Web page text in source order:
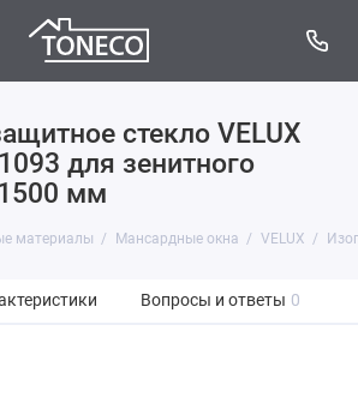
стекло VELUX
для зенитного
мм
материалы Мансардные окна VELUX
Вопросы и ответы 0